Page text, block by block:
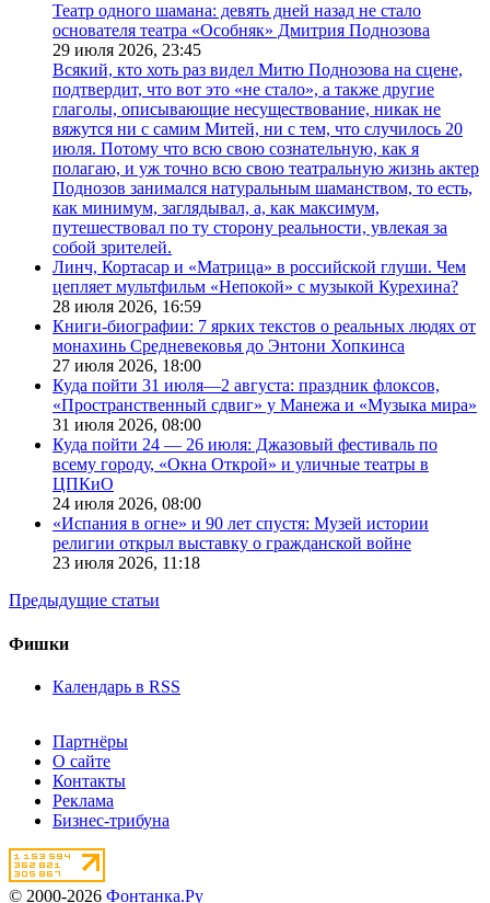
Театр одного шамана: девять дней назад не стало
основателя театра «Особняк» Дмитрия Поднозова
29 июля 2026, 23:45
Всякий, кто хоть раз видел Митю Поднозова на сцене,
подтвердит, что вот это «не стало», а также другие
глаголы, описывающие несуществование, никак не
вяжутся ни с самим Митей, ни с тем, что случилось 20
июля. Потому что всю свою сознательную, как я
полагаю, и уж точно всю свою театральную жизнь актер
Поднозов занимался натуральным шаманством, то есть,
как минимум, заглядывал, а, как максимум,
путешествовал по ту сторону реальности, увлекая за
собой зрителей.
Линч, Кортасар и «Матрица» в российской глуши. Чем
цепляет мультфильм «Непокой» с музыкой Курехина?
28 июля 2026, 16:59
Книги-биографии: 7 ярких текстов о реальных людях от
монахинь Средневековья до Энтони Хопкинса
27 июля 2026, 18:00
Куда пойти 31 июля—2 августа: праздник флоксов,
«Пространственный сдвиг» у Манежа и «Музыка мира»
31 июля 2026, 08:00
Куда пойти 24 — 26 июля: Джазовый фестиваль по
всему городу, «Окна Открой» и уличные театры в
ЦПКиО
24 июля 2026, 08:00
«Испания в огне» и 90 лет спустя: Музей истории
религии открыл выставку о гражданской войне
23 июля 2026, 11:18
Предыдущие статьи
Фишки
Календарь в RSS
Партнёры
О сайте
Контакты
Реклама
Бизнес-трибуна
© 2000-2026 Фонтанка.Ру